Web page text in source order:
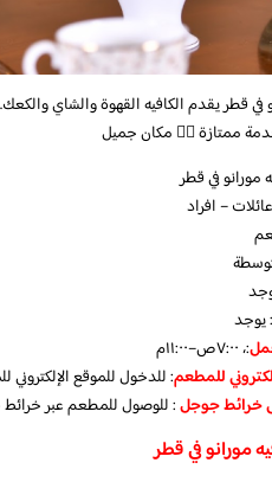
في قطر يقدم الكافيه القهوة والشاي
ممتازة 👌🏼 مكان جميل
مورانو في قطر
– افراد
:يوجد
:، ٧:٠٠ص–١١:٠٠م
للمطعم: للدخول للموقع الإلكتروني
خرائط جوجل: للوصول للمطعم عبر
مورانو في قطر